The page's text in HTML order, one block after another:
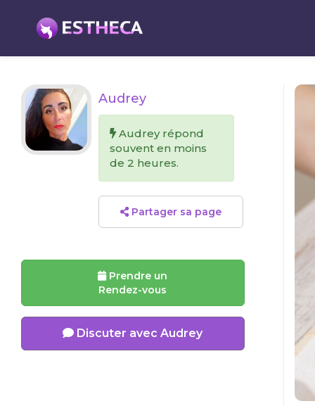
Audrey
Audrey répond
souvent en moins
de 2 heures.
Partager sa page
Prendre un
Rendez-vous
Discuter avec Audrey